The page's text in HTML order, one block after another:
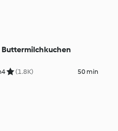
Buttermilchkuchen
4 (1.8K) 50 min